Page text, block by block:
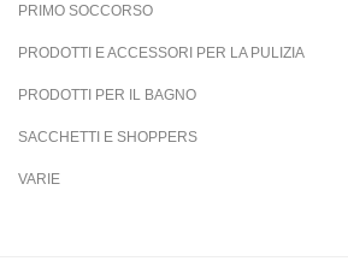
PRIMO SOCCORSO
PRODOTTI E ACCESSORI PER LA PULIZIA
PRODOTTI PER IL BAGNO
SACCHETTI E SHOPPERS
VARIE